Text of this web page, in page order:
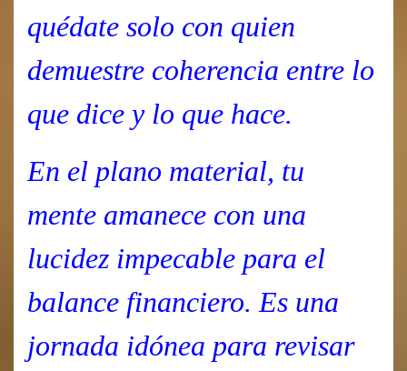
quédate solo con quien
demuestre coherencia entre lo
que dice y lo que hace.
En el plano material, tu
mente amanece con una
lucidez impecable para el
balance financiero. Es una
jornada idónea para revisar